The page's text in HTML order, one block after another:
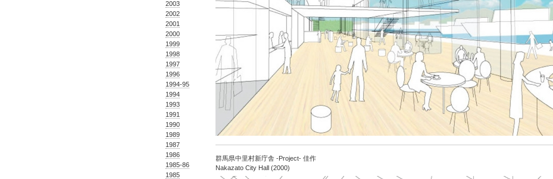
群馬県中里村新庁舎 -Project- 佳作
Nakazato City Hall (2000)
2003
2002
2001
2000
1999
1998
1997
1996
1994-95
1994
1993
1991
1990
1989
1987
1986
1985-86
1985